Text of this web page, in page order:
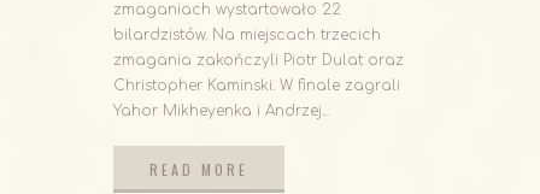
zmaganiach wystartowało 22
bilardzistów. Na miejscach trzecich
zmagania zakończyli Piotr Dulat oraz
Christopher Kaminski. W finale zagrali
Yahor Mikheyenka i Andrzej...
READ MORE